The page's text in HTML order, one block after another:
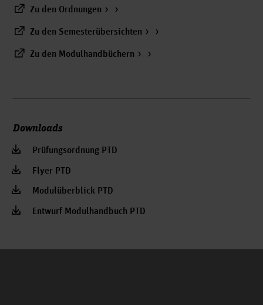
Zu den Ordnungen
Zu den Semesterübersichten
Zu den Modulhandbüchern
Downloads
Prüfungsordnung PTD
Flyer PTD
Modulüberblick PTD
Entwurf Modulhandbuch PTD